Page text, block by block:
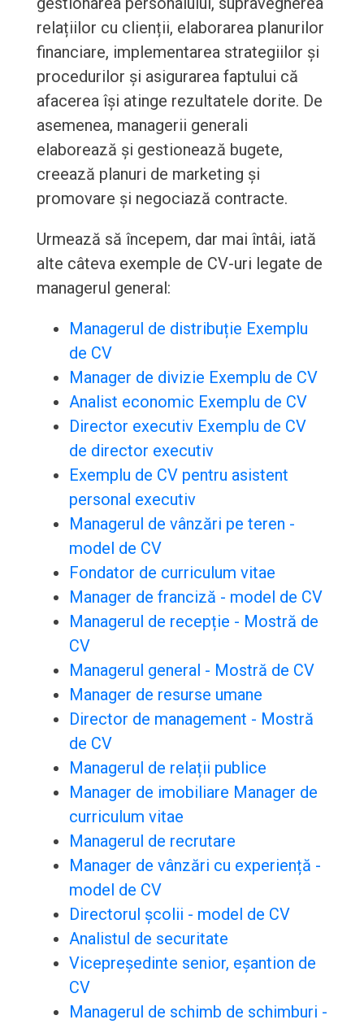
relațiilor cu clienții, elaborarea planurilor
financiare, implementarea strategiilor și
procedurilor și asigurarea faptului că
afacerea își atinge rezultatele dorite. De
asemenea, managerii generali
elaborează și gestionează bugete,
creează planuri de marketing și
promovare și negociază contracte.
Urmează să începem, dar mai întâi, iată
alte câteva exemple de CV-uri legate de
managerul general:
Managerul de distribuție Exemplu
de CV
Manager de divizie Exemplu de CV
Analist economic Exemplu de CV
Director executiv Exemplu de CV
de director executiv
Exemplu de CV pentru asistent
personal executiv
Managerul de vânzări pe teren -
model de CV
Fondator de curriculum vitae
Manager de franciză - model de CV
Managerul de recepție - Mostră de
CV
Managerul general - Mostră de CV
Manager de resurse umane
Director de management - Mostră
de CV
Managerul de relații publice
Manager de imobiliare Manager de
curriculum vitae
Managerul de recrutare
Manager de vânzări cu experiență -
model de CV
Directorul școlii - model de CV
Analistul de securitate
Vicepreședinte senior, eșantion de
CV
Managerul de schimb de schimburi -